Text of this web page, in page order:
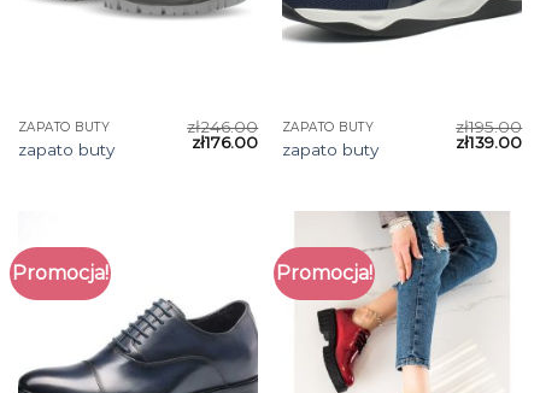
ZAPATO BUTY
zapato buty
zł246.00
zł176.00
ZAPATO BUTY
zapato buty
zł195.00
zł139.00
Promocja! Promocja!